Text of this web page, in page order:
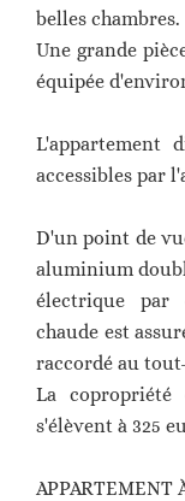
belles chambres.
Une grande
équipée
L'appartement
accessibles par
D'un point de
aluminium
électrique par
chaude est
raccordé au
La copropriété
s'élèvent à 325
APPARTEMENT